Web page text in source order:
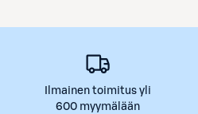
Ilmainen toimitus yli
600 myymälään